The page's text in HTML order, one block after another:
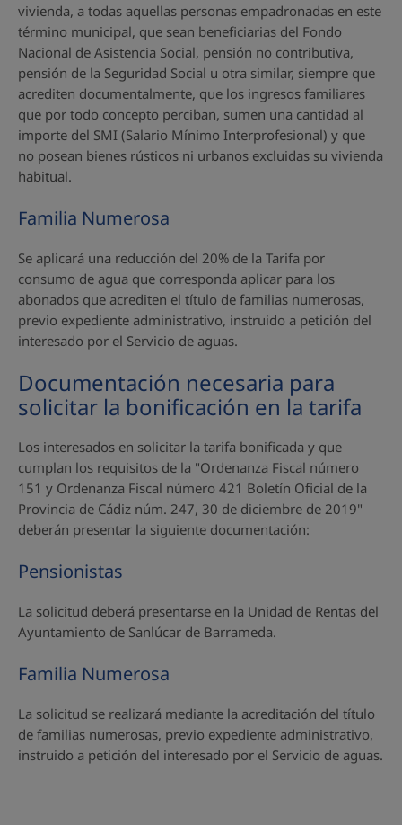
vivienda, a todas aquellas personas empadronadas en este
término municipal, que sean beneficiarias del Fondo
Nacional de Asistencia Social, pensión no contributiva,
pensión de la Seguridad Social u otra similar, siempre que
acrediten documentalmente, que los ingresos familiares
que por todo concepto perciban, sumen una cantidad al
importe del SMI (Salario Mínimo Interprofesional) y que
no posean bienes rústicos ni urbanos excluidas su vivienda
habitual.
Familia Numerosa
Se aplicará una reducción del 20% de la Tarifa por
consumo de agua que corresponda aplicar para los
abonados que acrediten el título de familias numerosas,
previo expediente administrativo, instruido a petición del
interesado por el Servicio de aguas.
Documentación necesaria para
solicitar la bonificación en la tarifa
Los interesados en solicitar la tarifa bonificada y que
cumplan los requisitos de la "Ordenanza Fiscal número
151 y Ordenanza Fiscal número 421 Boletín Oficial de la
Provincia de Cádiz núm. 247, 30 de diciembre de 2019"
deberán presentar la siguiente documentación:
Pensionistas
La solicitud deberá presentarse en la Unidad de Rentas del
Ayuntamiento de Sanlúcar de Barrameda.
Familia Numerosa
La solicitud se realizará mediante la acreditación del título
de familias numerosas, previo expediente administrativo,
instruido a petición del interesado por el Servicio de aguas.